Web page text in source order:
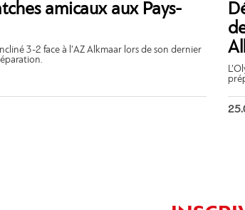
amicaux aux Pays-
incliné 3-2 face à l’AZ Alkmaar lors de son dernier